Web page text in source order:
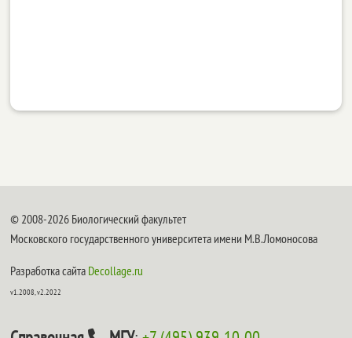
© 2008-2026 Биологический факультет
Московского государственного университета имени М.В.Ломоносова
Разработка сайта Decollage.ru
v1.2008, v2.2022